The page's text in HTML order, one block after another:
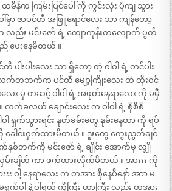
န်က ကြမ်းပြင်ပေါ် ကို ကွင်းလုံး ပုံကျ သွား
ေါ်မှာ ဇာပင်တီ အဖြူရောင်လေး သာ ကျန်တော့
ည်း မင်းဇော် ရဲ့ ကျောကုန်းတလျောက် ပွတ်
ပေးနေမိတယ် ။
ါးပါးလေး သာ ရှိတော့ တဲ့ ဝါဝါ ရဲ့ တင်ပါး
း လက်တဘက်က ပင်တီ မျော့ကြိုးလေး ထဲ ထိုးဝင်
လေး မှ တဆင့် ဝါဝါ ရဲ့ အဖုတ်နေရာလေး ကို မမှီ
ခလယ် ချောင်းလေး က ဝါဝါ ရဲ့ စိုစိစိ
ါ ရှက်သွားရင်း နုတ်ခမ်းတွေ နုမ်းနေတာ ကို ရပ်
ခေါင်းဝှက်ထားမိတယ် ။ ဒူးတွေ ကွေးညွှတ်ချင်
စ်ဘက်ကို မင်းဇော် ရဲ့ ချိုင်း အောက်မှ လျှို
မ်းချိတ် ကာ ဖက်ထားလိုက်မိတယ် ။ အားးး ကို
ားးး ဝါ့ နေရာလေး က တအား စိုနေပီနော် အာာ မ
ရှက်ပါ နဲ့ ဝါရယ် ကိုကြီး ဟာကြီး လည်း တအား